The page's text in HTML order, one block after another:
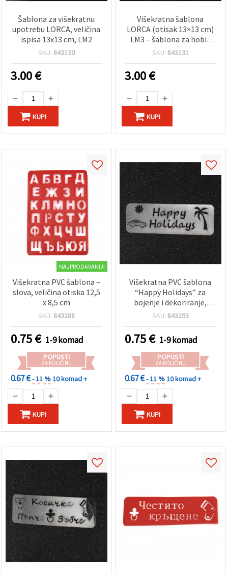
Šablona za višekratnu
upotrebu LORCA, veličina
ispisa 13x13 cm, LM2
SKU: 843130
3.00€
KUPI
Višekratna šablona
LORCA (otisak 13×13 cm)
LM3 – šablona za hobi i
DIY
SKU: 843131
3.00€
KUPI
NAJPRODAVANIJI
Višekratna PVC šablona –
slova, veličina otiska 12,5
x 8,5 cm
SKU: 843288
0.75€ 1-9 komad
POPUSTI
ZA KOLIČINU
0.67 €- 11 %10 komad +
KUPI
Višekratna PVC šablona
“Happy Holidays” za
bojenje i dekoriranje,
otisak 14 x 4 cm
SKU: 843293
0.75€ 1-9 komad
POPUSTI
ZA KOLIČINU
0.67 €- 11 %10 komad +
KUPI